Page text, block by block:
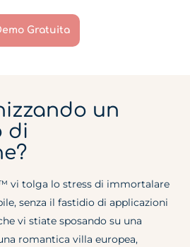
Gratuita
un
di
vi tolga lo stress di immortalare
senza il fastidio di applicazioni
vi stiate sposando su una
romantica villa europea,